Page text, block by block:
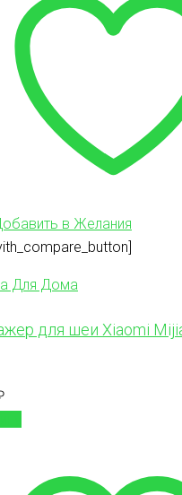
в Желания
Для Дома
для шеи Xiaomi